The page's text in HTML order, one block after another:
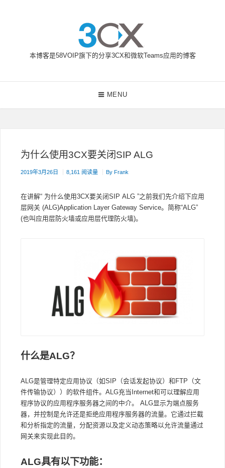
58VOIP企业通信博客
本博客是58VOIP旗下的分享3CX和微软Teams应用的博客
MENU
为什么使用3CX要关闭SIP ALG
2019年3月26日 8,161 阅读量 By Frank
在讲解“ 为什么使用3CX要关闭SIP ALG ”之前我们先介绍下应用
层网关 (ALG)Application Layer Gateway Service。简称“ALG”
(也叫应用层防火墙或应用层代理防火墙)。
什么是ALG？
ALG是管理特定应用协议（如SIP（会话发起协议）和FTP（文
件传输协议））的软件组件。ALG充当Internet和可以理解应用
程序协议的应用程序服务器之间的中介。 ALG显示为端点服务
器，并控制是允许还是拒绝应用程序服务器的流量。它通过拦截
和分析指定的流量，分配资源以及定义动态策略以允许流量通过
网关来实现此目的。
ALG具有以下功能：